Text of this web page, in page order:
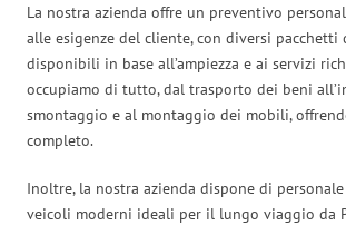
La nostra azienda offre un preventivo
alle esigenze del cliente, con diversi pacchetti
disponibili in base all’ampiezza e ai servizi
occupiamo di tutto, dal trasporto dei beni
smontaggio e al montaggio dei mobili,
completo.
Inoltre, la nostra azienda dispone di
veicoli moderni ideali per il lungo viaggio da